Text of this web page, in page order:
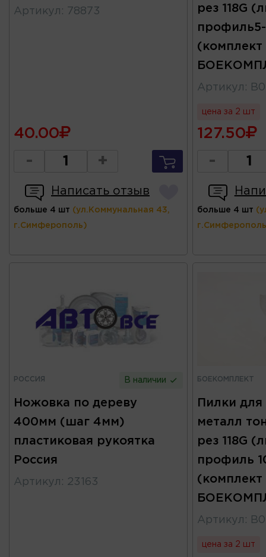
Артикул : 78873
40.00
- +
Написать отзыв
больше 4 шт (ул.Коммунальная 43,
г.Симферополь)
рез 118G
Артикул :
цена за 2 шт
127.50
-
больше 4 шт
РОССИЯ В наличии
Ножовка по дереву
400мм (шаг 4мм)
пластиковая рукоятка
Россия
Артикул : 23163
БОЕКОМПЛЕКТ
Пилки для
металл
рез 118G
профиль
Артикул :
цена за 2 шт